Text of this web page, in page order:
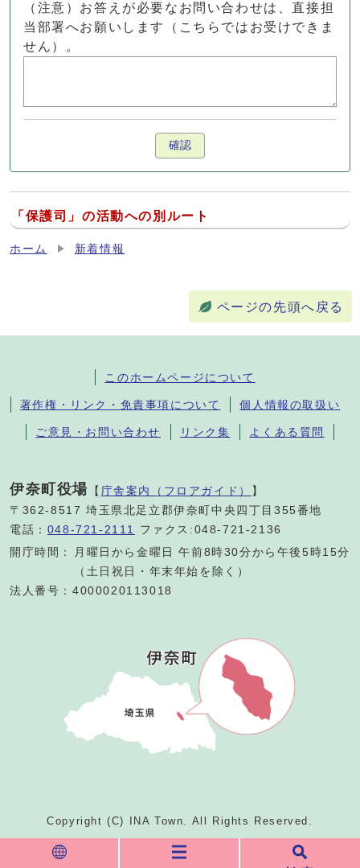
（注意）お答えが必要なお問い合わせは、直接担
当部署へお願いします（こちらではお受けできま
せん）。
確認
「保護司」の活動への別ルート
ホーム 新着情報
ページの先頭へ戻る
このホームページについて
著作権・リンク・免責事項について 個人情報の取扱い
ご意見・お問い合わせ リンク集 よくある質問
伊奈町役場 【 庁舎案内（フロアガイド） 】
〒362-8517 埼玉県北足立郡伊奈町中央四丁目355番地
電話： 048-721-2111
ファクス:048-721-2136
開庁時間：
月曜日から金曜日 午前8時30分から午後5時15分
（土日祝日・年末年始を除く）
法人番号：4000020113018
Copyright (C) INA Town. All Rights Reserved.